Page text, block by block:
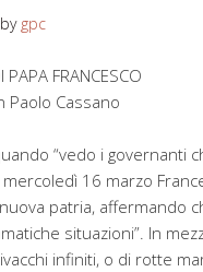
by gpc
PAPA FRANCESCO
Paolo Cassano
“vedo i governanti
mercoledì 16 marzo
patria, affermando
situazioni”. In
infiniti, o di rotte